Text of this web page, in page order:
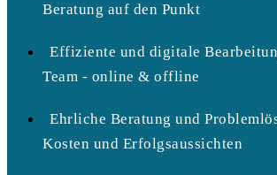
Beratung auf den Punkt
Effiziente und digitale
Team - online & offline
Ehrliche Beratung und
Kosten und Erfolgsaussichten